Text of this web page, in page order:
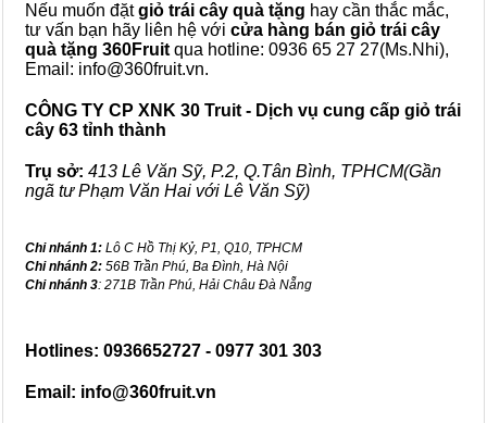
Nếu muốn đặtgiỏ trái cây quà tặng hay cần thắc mắc,
tư vấn bạn hãy liên hệ với cửa hàng bán giỏ trái cây
quà tặng 360Fruit qua hotline: 0936 65 27 27(Ms.Nhi),
Email: info@360fruit.vn.
CÔNG TY CP XNK 30 Truit - Dịch vụ cung cấp giỏ trái
cây 63 tỉnh thành
Trụ sở: 413 Lê Văn Sỹ, P.2, Q.Tân Bình, TPHCM(Gần
ngã tư Phạm Văn Hai với Lê Văn Sỹ)
Chi nhánh 1: Lô C Hồ Thị Kỷ, P1, Q10, TPHCM
Chi nhánh 2: 56B Trần Phú, Ba Đình, Hà Nội
Chi nhánh 3: 271B Trần Phú, Hải Châu Đà Nẵng
Hotlines: 0936652727 - 0977 301 303
Email: info@360fruit.vn